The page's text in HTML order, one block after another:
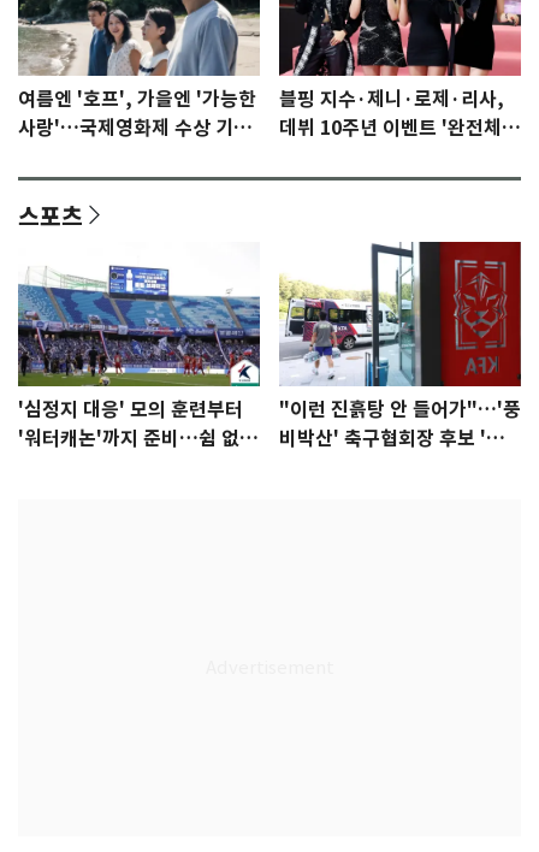
여름엔 '호프', 가을엔 '가능한
사랑'…국제영화제 수상 기대
블핑 지수·제니·로제·리사,
데뷔 10주년 이벤트 '완전체'
스포츠
'심정지 대응' 모의 훈련부터
'워터캐논'까지 준비…쉼 없는
"이런 진흙탕 안 들어가"…'풍
비박산' 축구협회장 후보 '실